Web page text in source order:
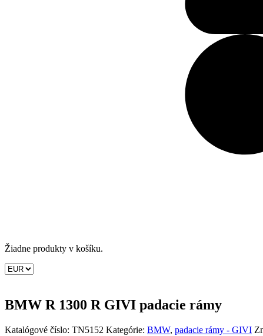
Žiadne produkty v košíku.
BMW R 1300 R GIVI padacie rámy
Katalógové číslo: TN5152 Kategórie: BMW, padacie rámy - GIVI